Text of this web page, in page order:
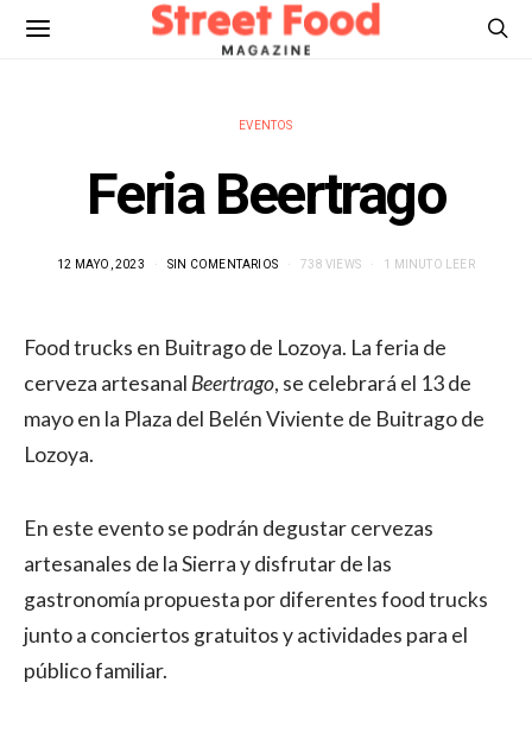
EVENTOS
Feria Beertrago
12 MAYO, 2023 SIN COMENTARIOS 738 VIEWS 1 MINUTO LEER
Food trucks en Buitrago de Lozoya. La feria de
cerveza artesanal Beertrago, se celebrará el 13 de
mayo en la Plaza del Belén Viviente de Buitrago de
Lozoya.
En este evento se podrán degustar cervezas
artesanales de la Sierra y disfrutar de las
gastronomía propuesta por diferentes food trucks
junto a conciertos gratuitos y actividades para el
público familiar.